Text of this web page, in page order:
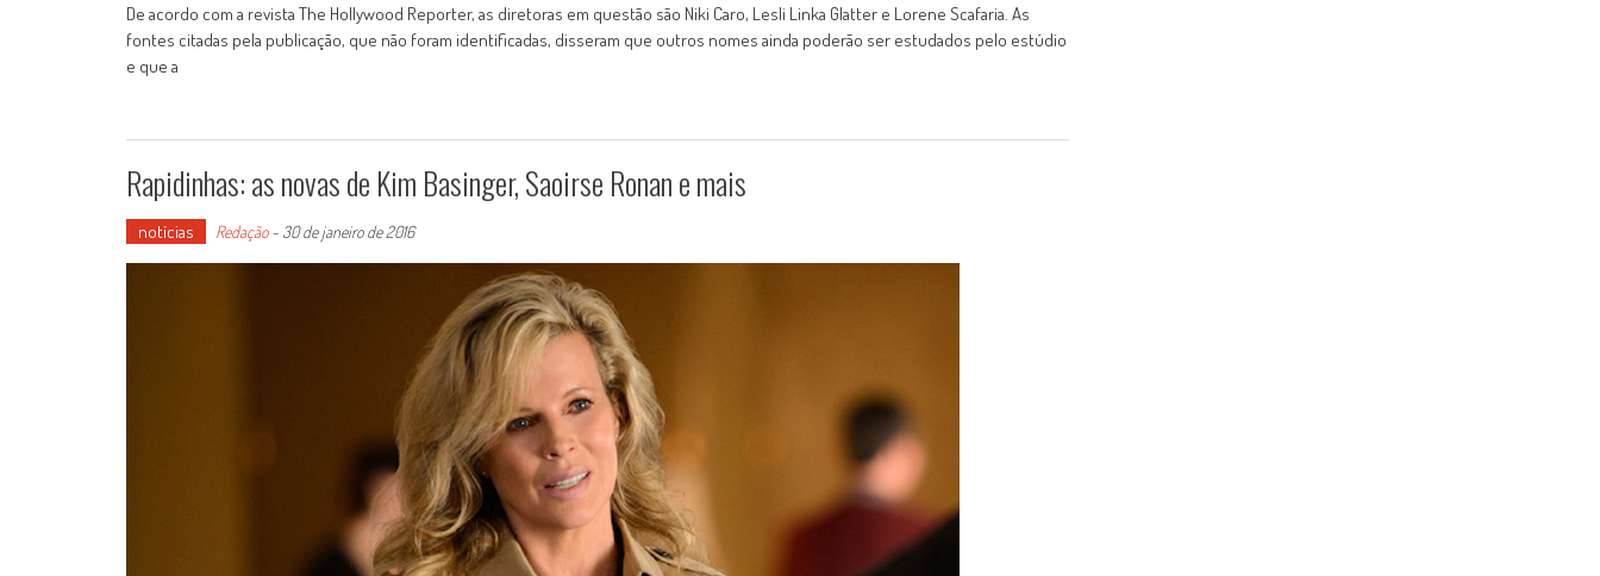
De acordo com a revista The Hollywood Reporter, as diretoras em questão são Niki Caro, Lesli Linka Glatter e Lorene Scafaria. As
fontes citadas pela publicação, que não foram identificadas, disseram que outros nomes ainda poderão ser estudados pelo estúdio
e que a
Rapidinhas: as novas de Kim Basinger, Saoirse Ronan e mais
notícias Redação- 30 de janeiro de 2016